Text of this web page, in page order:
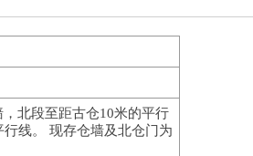
北段至距古仓10米的平行
线。 现存仓墙及北仓门为